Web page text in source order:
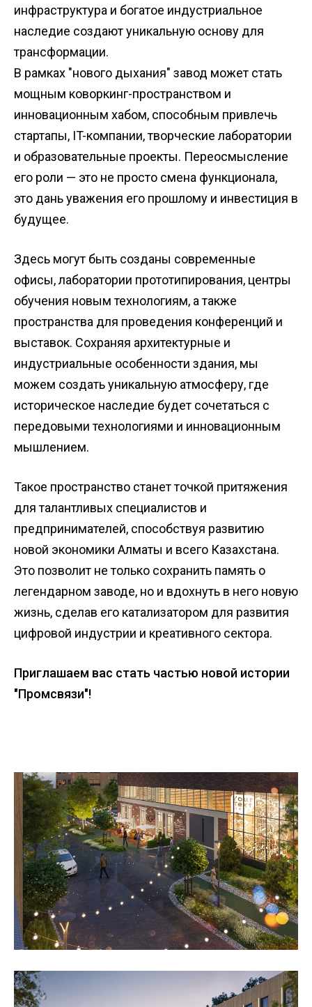
инфраструктура и богатое индустриальное
наследие создают уникальную основу для
трансформации.
В рамках "нового дыхания" завод может стать
мощным коворкинг-пространством и
инновационным хабом, способным привлечь
стартапы, IT-компании, творческие лаборатории
и образовательные проекты. Переосмысление
его роли — это не просто смена функционала,
это дань уважения его прошлому и инвестиция в
будущее.
Здесь могут быть созданы современные
офисы, лаборатории прототипирования, центры
обучения новым технологиям, а также
пространства для проведения конференций и
выставок. Сохраняя архитектурные и
индустриальные особенности здания, мы
можем создать уникальную атмосферу, где
историческое наследие будет сочетаться с
передовыми технологиями и инновационным
мышлением.
Такое пространство станет точкой притяжения
для талантливых специалистов и
предпринимателей, способствуя развитию
новой экономики Алматы и всего Казахстана.
Это позволит не только сохранить память о
легендарном заводе, но и вдохнуть в него новую
жизнь, сделав его катализатором для развития
цифровой индустрии и креативного сектора.
Приглашаем вас стать частью новой истории
"Промсвязи"!